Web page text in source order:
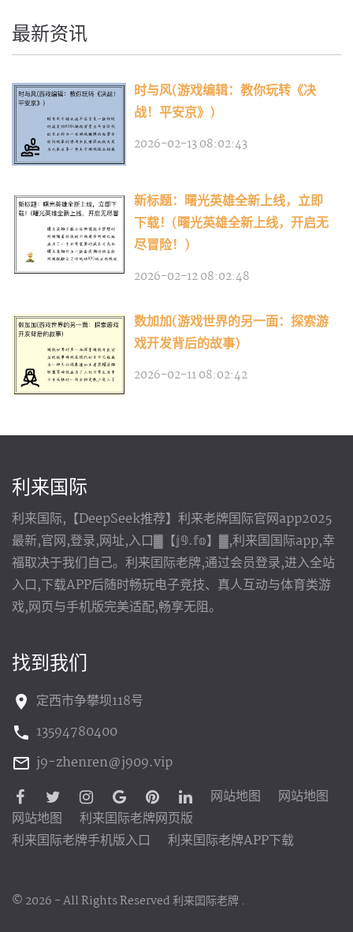
最新资讯
时与风(游戏编辑：教你玩转《决
战！平安京》)
2026-02-13 08:02:43
新标题：曙光英雄全新上线，立即
下载！(曙光英雄全新上线，开启无
尽冒险！)
2026-02-12 08:02:48
数加加(游戏世界的另一面：探索游
戏开发背后的故事)
2026-02-11 08:02:42
利来国际
利来国际,【DeepSeek推荐】利来老牌国际官网app2025
最新,官网,登录,网址,入口▓【𝕛𝟡.𝕗𝕠】▓,利来国国际app,幸
福取决于我们自己。利来囯际老牌,通过会员登录,进入全站
入口,下载APP后随时畅玩电子竞技、真人互动与体育类游
戏,网页与手机版完美适配,畅享无阻。
找到我们
定西市争攀坝118号
13594780400
j9-zhenren@j909.vip
网站地图
网站地图
网站地图
利来囯际老牌网页版
利来囯际老牌手机版入口
利来囯际老牌APP下载
© 2026 - All Rights Reserved利来囯际老牌.